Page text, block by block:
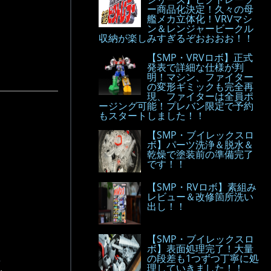
ー商品化決定！久々の母
艦メカ立体化！VRVマシ
ン＆レンジャービークル
収納が楽しみすぎるぞおおおお！！
【SMP・VRVロボ】正式
発表で詳細な仕様が判
明！マシン、ファイター
の変形ギミックも完全再
現、ファイターは全員ポ
ージング可能！プレバン限定で予約
もスタートしました！！
【SMP・ブイレックスロ
ボ】パーツ洗浄＆脱水＆
乾燥で塗装前の準備完了
です！！
【SMP・RVロボ】素組み
レビュー＆改修箇所洗い
出し！！
【SMP・ブイレックスロ
ボ】表面処理完了！大量
の段差も1つずつ丁寧に処
理していきました！！